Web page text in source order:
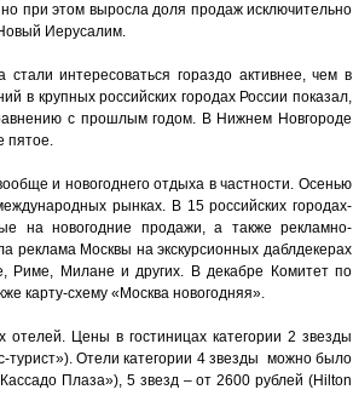
при этом выросла доля продаж исключительно
Иерусалим.
интересоваться гораздо активнее, чем в
в крупных российских городах России показал,
с прошлым годом. В Нижнем Новгороде
пятое.
и новогоднего отдыха в частности. Осенью
рынках. В 15 российских городах-
на новогодние продажи, а также рекламно-
Москвы на экскурсионных даблдекерах
Риме, Милане и других. В декабре Комитет по
карту-схему «Москва новогодняя».
Цены в гостиницах категории 2 звезды
турист»). Отели категории 4 звезды можно было
Плаза»), 5 звезд – от 2600 рублей (Hilton